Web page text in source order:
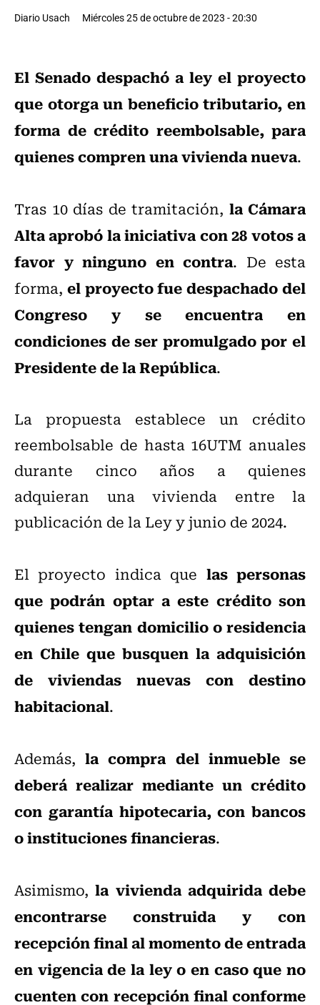
Diario Usach Miércoles 25 de octubre de 2023 - 20:30
El Senado despachó a ley el proyecto
que otorga un beneficio tributario, en
forma de crédito reembolsable, para
quienes compren una vivienda nueva.
Tras 10 días de tramitación, la Cámara
Alta aprobó la iniciativa con 28 votos a
favor y ninguno en contra. De esta
forma, el proyecto fue despachado del
Congreso y se encuentra en
condiciones de ser promulgado por el
Presidente de la República.
La propuesta establece un crédito
reembolsable de hasta 16UTM anuales
durante cinco años a quienes
adquieran una vivienda entre la
publicación de la Ley y junio de 2024.
El proyecto indica que las personas
que podrán optar a este crédito son
quienes tengan domicilio o residencia
en Chile que busquen la adquisición
de viviendas nuevas con destino
habitacional.
Además,la compra del inmueble se
deberá realizar mediante un crédito
con garantía hipotecaria, con bancos
o instituciones financieras.
Asimismo, la vivienda adquirida debe
encontrarse construida y con
recepción final al momento de entrada
en vigencia de la ley o en caso que no
cuenten con recepción final conforme